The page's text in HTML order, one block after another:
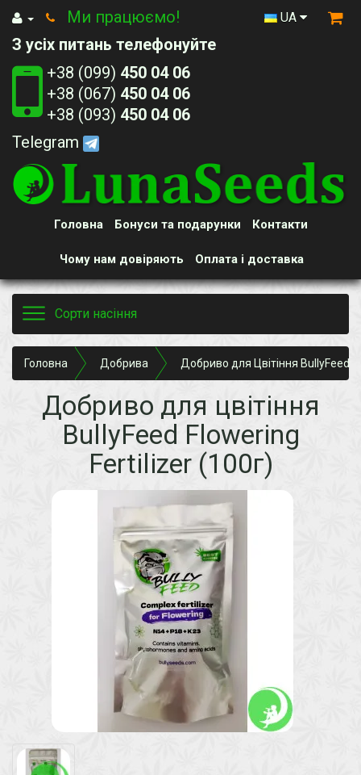
UA
Ми працюємо!
З усіх питань телефонуйте
+38 (099) 450 04 06
+38 (067) 450 04 06
+38 (093) 450 04 06
Telegram
Головна
Чому нам довіряють
Контакти
Бонуси та подарунки
Оплата і доставка
Toggle
navigation
Сорти насіння
Головна Добрива Добриво для Цвітіння BullyFeed
Добриво для цвітіння
BullyFeed Flowering
Fertilizer (100г)